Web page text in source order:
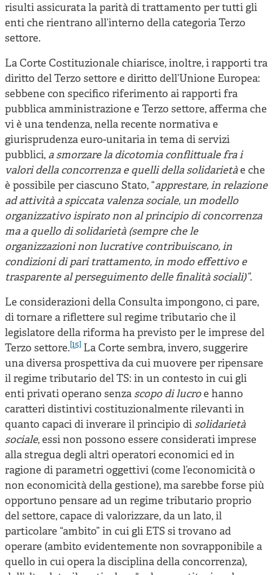
risulti assicurata la parità di trattamento per tutti gli
enti che rientrano all’interno della categoria Terzo
settore.
La Corte Costituzionale chiarisce, inoltre, i rapporti tra
diritto del Terzo settore e diritto dell’Unione Europea:
sebbene con specifico riferimento ai rapporti fra
pubblica amministrazione e Terzo settore, afferma che
vi è una tendenza, nella recente normativa e
giurisprudenza euro-unitaria in tema di servizi
pubblici, a smorzare la dicotomia conflittuale fra i
valori della concorrenza e quelli della solidarietàe che
è possibile per ciascuno Stato, “apprestare, in relazione
ad attività a spiccata valenza sociale, un modello
organizzativo ispirato non al principio di concorrenza
ma a quello di solidarietà (sempre che le
organizzazioni non lucrative contribuiscano, in
condizioni di pari trattamento, in modo effettivo e
trasparente al perseguimento delle finalità sociali)”.
Le considerazioni della Consulta impongono, ci pare,
di tornare a riflettere sul regime tributario che il
legislatore della riforma ha previsto per le imprese del
Terzo settore.[15] La Corte sembra, invero, suggerire
una diversa prospettiva da cui muovere per ripensare
il regime tributario del TS: in un contesto in cui gli
enti privati operano senza scopo di lucroe hanno
caratteri distintivi costituzionalmente rilevanti in
quanto capaci di inverare il principio di solidarietà
sociale, essi non possono essere considerati imprese
alla stregua degli altri operatori economici ed in
ragione di parametri oggettivi (come l’economicità o
non economicità della gestione), ma sarebbe forse più
opportuno pensare ad un regime tributario proprio
del settore, capace di valorizzare, da un lato, il
particolare “ambito” in cui gli ETS si trovano ad
operare (ambito evidentemente non sovrapponibile a
quello in cui opera la disciplina della concorrenza),